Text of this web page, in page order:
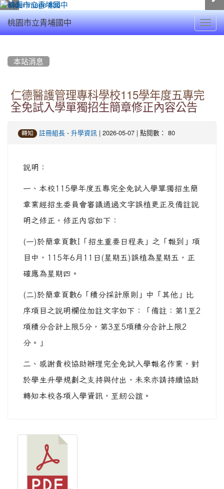
桃園市立青埔國中
本站消息
仁德醫護管理專科學校115學年度五專完
全免試入學單獨招生簡章修正內容公告
轉知 註冊組長 - 升學資訊 | 2026-05-07 | 點閱數： 80
說明：
一、本校115學年度五專完全免試入學單獨招生簡
章業經招生委員會審議通過文字誤植更正及備註說
明之修正，修正內容如下：
(一)於簡章頁數I「招生重要日程表」之「報到」項
目中，115年6月11日(星期五)誤植為星期五，正
確應為星期四。
(二)於簡章頁數6「積分採計原則」中「其他」比
序項目之說明欄位加註文字如下：「備註：第1至2
項積分合計上限5分，第3至5項積分合計上限2
分。」
二、感謝貴校協助辦理完全免試入學報名作業，對
於學生升學規劃之支持與付出，未來亦請持續協助
轉知本校各項入學資訊，至紉公誼。